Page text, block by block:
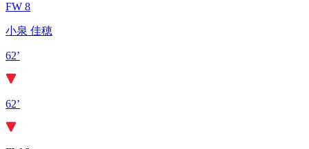
FW 8
小泉 佳穂
62’
62’